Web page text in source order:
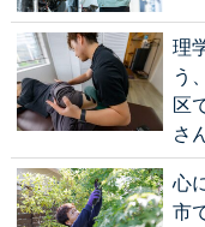
理
う
区
さ
心
市